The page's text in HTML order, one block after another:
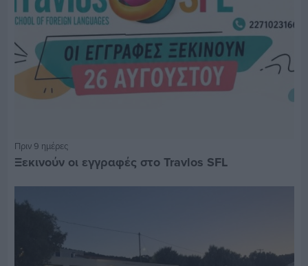
Πριν 9 ημέρες
Ξεκινούν οι εγγραφές στο Travlos SFL